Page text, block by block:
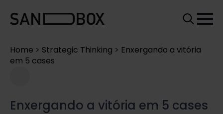
Home > Strategic Thinking > Enxergando a vitória
em 5 cases
Enxergando a vitória em 5 cases